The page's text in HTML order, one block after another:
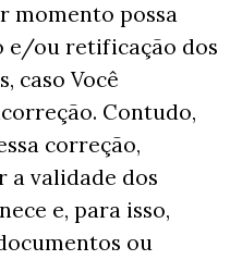
momento possa
e/ou retificação dos
caso Você
Contudo,
correção,
a validade dos
e, para isso,
ou